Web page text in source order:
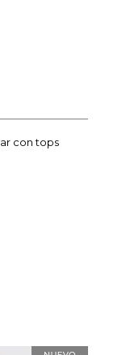
con tops